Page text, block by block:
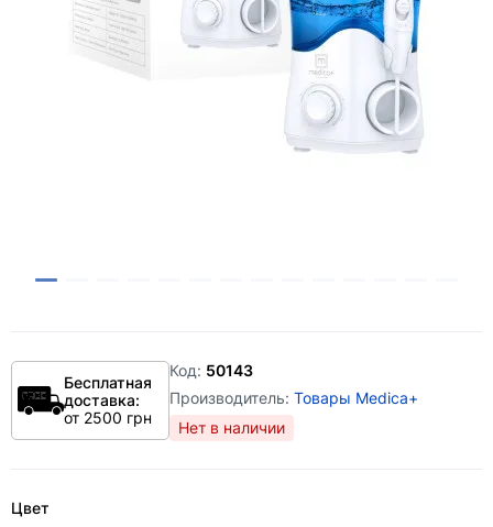
Бесплатная
доставка:
от 2500 грн
Код: 50143
Производитель: Товары Medica+
Нет в наличии
Цвет